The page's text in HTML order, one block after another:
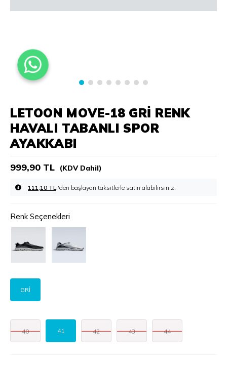
LETOON MOVE-18 GRI RENK
HAVALI TABANLI SPOR
AYAKKABI
999,90 TL (KDV Dahil)
111,10 TL 'den başlayan taksitlerle
Renk Seçenekleri
GRİ
40 41 42 43 44